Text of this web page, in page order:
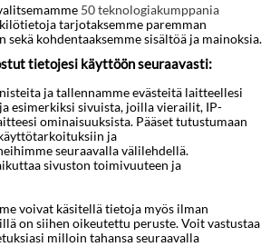
kohtuullisia.
tai lisämaksuja, esimerkiksi
koko Sri Lankan hotelleissa hintaan
ja valtion verot. Nämä
20-30 prosenttia huonehinnasta ja
Kannattaa tarkistaa
kaikki verot ja maksut jo
ja maksutavat ovat yleisiä?
50 teknologiakumppania
tarjotaksemme paremman
sekä kohdentaaksemme sisältöä ja mainoksia.
tietojesi käyttöön seuraavasti:
ja tallennamme evästeitä laitteellesi
esimerkiksi sivuista, joilla vierailit, IP-
ominaisuuksista. Pääset tutustumaan
ja
seuraavalla välilehdellä.
sivuston toimivuuteen ja
voivat käsitellä tietoja myös ilman
on siihen oikeutettu peruste. Voit vastustaa
milloin tahansa seuraavalla